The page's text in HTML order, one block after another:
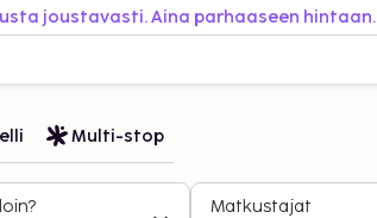
joustavasti. Aina parhaaseen hintaan.
Multi-stop
Matkustajat